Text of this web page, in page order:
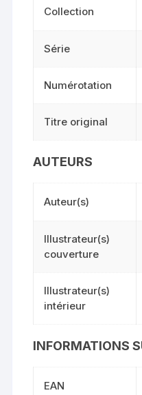
Collection
Série
Numérotation
Titre original
AUTEURS
Auteur(s)
Illustrateur(s)
couverture
Illustrateur(s)
intérieur
INFORMATIONS
EAN